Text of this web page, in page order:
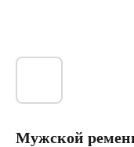
Мужской